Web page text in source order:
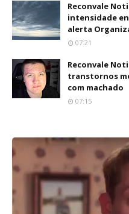
Reconvale
intensidade
alerta
07:21
Reconvale
transtornos
com machado
07:15